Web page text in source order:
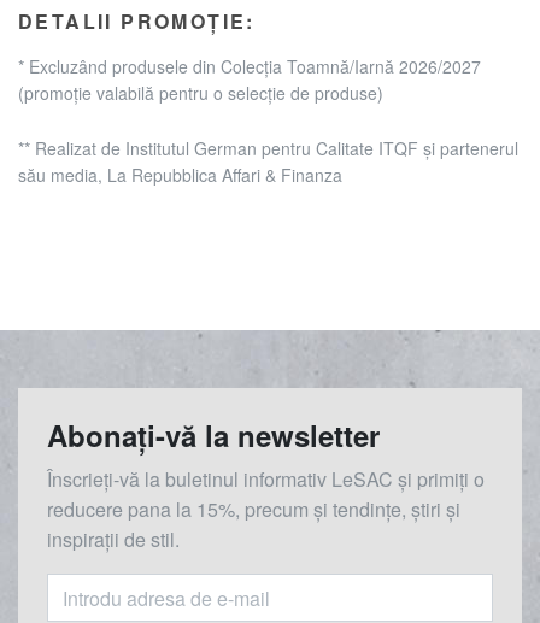
DETALII PROMOȚIE:
* Excluzând produsele din Colecția Toamnă/Iarnă 2026/2027
(promoție valabilă pentru o selecție de produse)
** Realizat de Institutul German pentru Calitate ITQF și partenerul
său media, La Repubblica Affari & Finanza
Abonați-vă la newsletter
Înscrieți-vă la buletinul informativ LeSAC și primiți o
reducere pana la 15%, precum și tendințe, știri și
inspirații de stil.